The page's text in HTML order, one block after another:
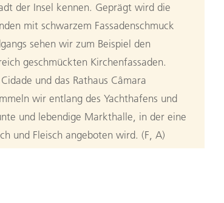
der Insel kennen. Geprägt wird die
mit schwarzem Fassadenschmuck
sehen wir zum Beispiel den
geschmückten Kirchenfassaden.
und das Rathaus Câmara
wir entlang des Yachthafens und
und lebendige Markthalle, in der eine
und Fleisch angeboten wird. (F, A)